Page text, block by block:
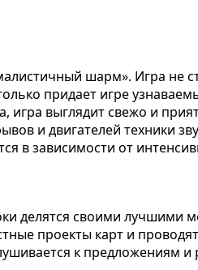
шарм». Игра не
придает игре
игра выглядит свежо и
и двигателей техники
в зависимости от
делятся своими
проекты карт и
к предложениям